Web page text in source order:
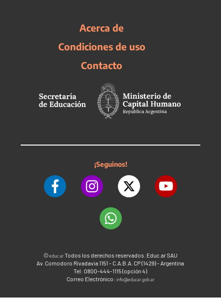
Acerca de
Condiciones de uso
Contacto
¡Seguinos!
©educ.arTodos los derechos reservados. Educ.ar SAU
Av. Comodoro Rivadavia 1151 - C.A.B.A. CP (1429) - Argentina
Tel: 0800-444-1115 (opción 4)
Correo Electrónico: info@educar.gob.ar